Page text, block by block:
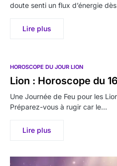
doute senti un flux d’énergie
Lire plus
HOROSCOPE DU JOUR LION
Lion : Horoscope du
Une Journée de Feu pour les
Préparez-vous à rugir car le…
Lire plus